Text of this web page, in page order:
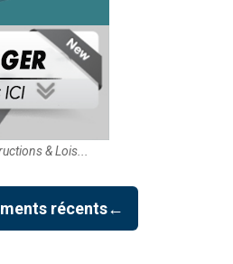
& Lois...
récents←